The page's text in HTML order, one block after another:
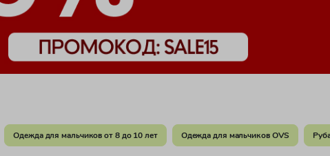
Одежда для мальчиков от 8 до 10 лет Одежда для мальчиков OVS